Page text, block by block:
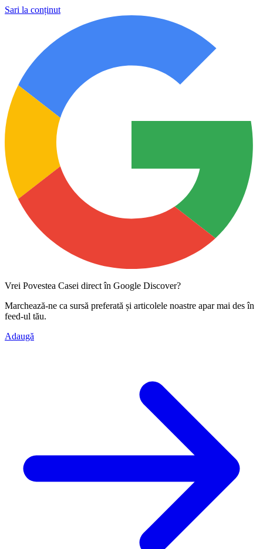
Sari la conținut
Vrei Povestea Casei direct în Google Discover?
Marchează-ne ca sursă preferată și articolele noastre apar mai des în
feed-ul tău.
Adaugă